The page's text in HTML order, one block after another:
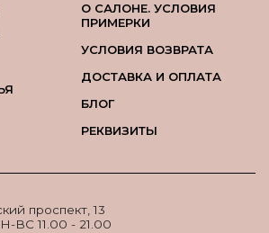
О САЛОНЕ. УСЛОВИЯ
ПРИМЕРКИ
УСЛОВИЯ ВОЗВРАТА
ДОСТАВКА И ОПЛАТА
БЛОГ
РЕКВИЗИТЫ
проспект, 13
ВС 11.00 - 21.00